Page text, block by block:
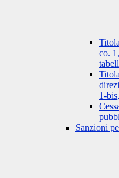
co.
1-
Sanzioni